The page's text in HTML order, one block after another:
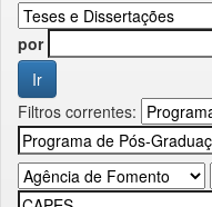
por
Filtros correntes: